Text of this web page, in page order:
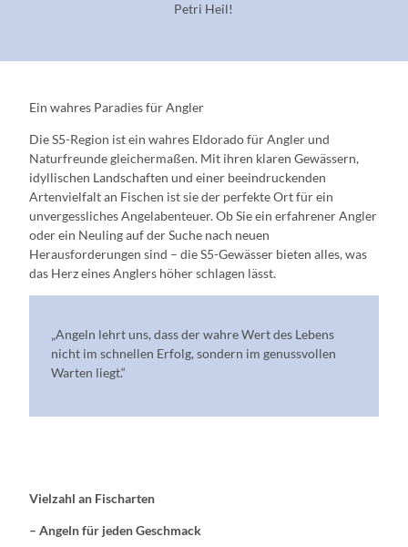
Petri Heil!
Ein wahres Paradies für Angler
Die S5-Region ist ein wahres Eldorado für Angler und
Naturfreunde gleichermaßen. Mit ihren klaren Gewässern,
idyllischen Landschaften und einer beeindruckenden
Artenvielfalt an Fischen ist sie der perfekte Ort für ein
unvergessliches Angelabenteuer. Ob Sie ein erfahrener Angler
oder ein Neuling auf der Suche nach neuen
Herausforderungen sind – die S5-Gewässer bieten alles, was
das Herz eines Anglers höher schlagen lässt.
„Angeln lehrt uns, dass der wahre Wert des Lebens
nicht im schnellen Erfolg, sondern im genussvollen
Warten liegt.“
Vielzahl an Fischarten
– Angeln für jeden Geschmack